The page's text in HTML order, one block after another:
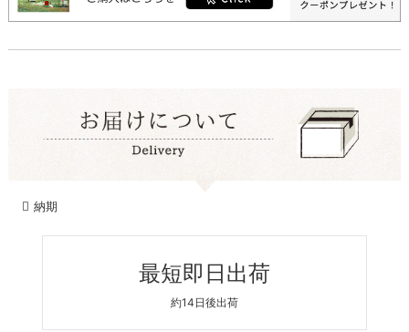
納期
最短即日出荷
約14日後出荷